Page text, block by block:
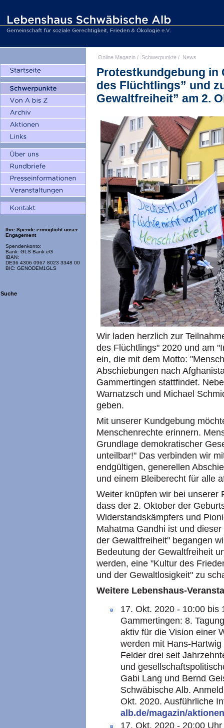
Ihre Spende ermöglicht unser
Engagement
Spendenkonto:
Bank: GLS Bank eG
IBAN:
DE36 4306 0967 8023 3348 00
BIC: GENODEM1GLS
Suche
Online Magazin / Schwerpunkte / News
Protestkundgebung in
des Flüchtlings” und
Gewaltfreiheit” am 2.
Wir laden herzlich zur
des Flüchtlings" 2020 und am
ein, die mit dem Motto:
Abschiebungen nach
Gammertingen stattfindet.
Warnatzsch und Michael
geben.
Mit unserer Kundgebung
Menschenrechte erinnern.
Grundlage demokratischer
unteilbar!" Das verbinden wir
endgültigen, generellen
und einem Bleiberecht für alle
Weiter knüpfen wir bei unserer
dass der 2. Oktober der
Widerstandskämpfers und
Mahatma Gandhi ist und
der Gewaltfreiheit" begangen
Bedeutung der Gewaltfreiheit
werden, eine "Kultur des
und der Gewaltlosigkeit" zu
Weitere Lebenshaus-
17. Okt. 2020 - 10:00 bis
Gammertingen: 8.
aktiv für die Vision einer
werden mit Hans-
Felder drei seit
und
Gabi Lang und Bernd
Schwäbische Alb.
Okt. 2020. Ausführliche
alb.de/magazin/
17. Okt. 2020 - 20:00